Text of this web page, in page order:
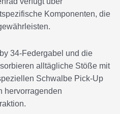
Komponenten, die
34-Federgabel und die
alltägliche Stöße mit
Schwalbe Pick-Up
hervorragenden